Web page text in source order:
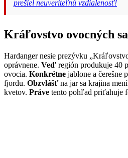
prešiel neuveriteľnú vzdialenosť!
Kráľovstvo ovocných
Hardanger nesie prezývku
oprávnene. Veď región produkuje 40
ovocia. Konkrétne jablone a čerešne
fjordu. Obzvlášťna jar sa krajina
kvetov. Práve tento pohľad priťahuje